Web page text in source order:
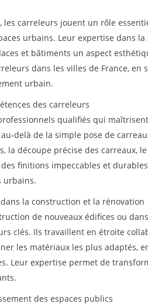
les carreleurs jouent un rôle
urbains. Leur expertise dans
et bâtiments un aspect
dans les villes de France,
urbain.
des carreleurs
qualifiés qui
delà de la simple pose de
la découpe précise des carreaux,
finitions impeccables et
urbains.
la construction et la rénovation
de nouveaux édifices ou
clés. Ils travaillent en étroite
les matériaux les plus adaptés,
Leur expertise permet de
des espaces publics